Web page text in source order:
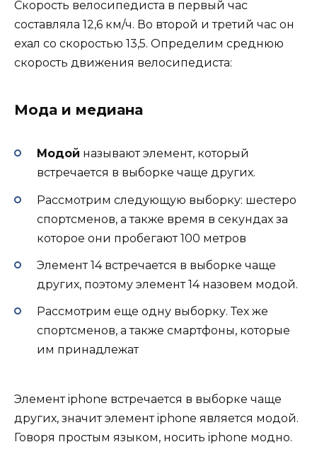
Скорость велосипедиста в первый час
составляла 12,6 км/ч. Во второй и третий час он
ехал со скоростью 13,5. Определим среднюю
скорость движения велосипедиста:
Мода и медиана
Модой называют элемент, который
встречается в выборке чаще других.
Рассмотрим следующую выборку: шестеро
спортсменов, а также время в секундах за
которое они пробегают 100 метров
Элемент 14 встречается в выборке чаще
других, поэтому элемент 14 назовем модой.
Рассмотрим еще одну выборку. Тех же
спортсменов, а также смартфоны, которые
им принадлежат
Элемент iphone встречается в выборке чаще
других, значит элемент iphone является модой.
Говоря простым языком, носить iphone модно.